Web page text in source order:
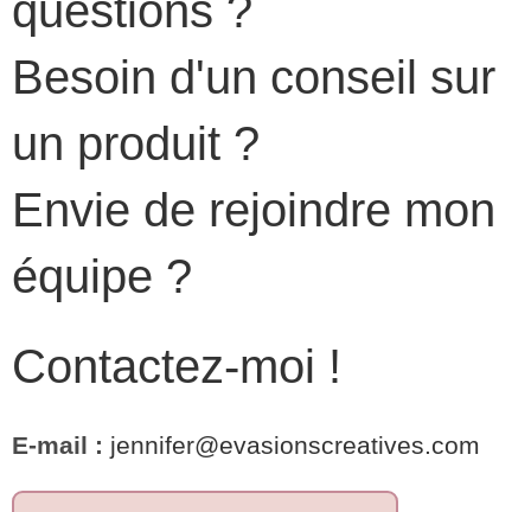
questions ?
Besoin d'un conseil sur
un produit ?
Envie de rejoindre mon
équipe ?
Contactez-moi !
E-mail : jennifer@evasionscreatives.com